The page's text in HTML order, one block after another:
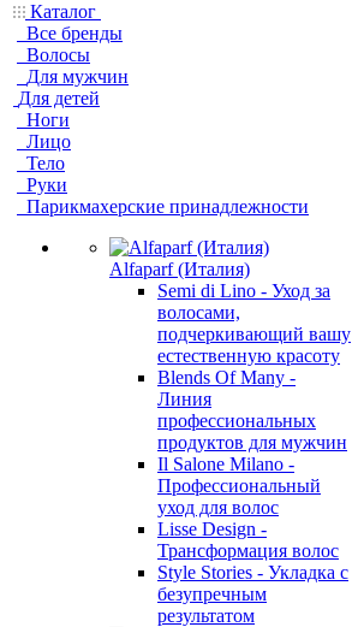
Каталог
Все бренды
Волосы
Для мужчин
Для детей
Ноги
Лицо
Тело
Руки
Парикмахерские принадлежности
Alfaparf (Италия)
Semi di Lino - Уход за
волосами,
подчеркивающий вашу
естественную красоту
Blends Of Many -
Линия
профессиональных
продуктов для мужчин
Il Salone Milano -
Профессиональный
уход для волос
Lisse Design -
Трансформация волос
Style Stories - Укладка с
безупречным
результатом